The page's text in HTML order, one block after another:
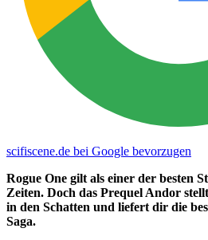
scifiscene.de bei Google bevorzugen
Rogue One gilt als einer der besten
Zeiten. Doch das Prequel Andor
in den Schatten und liefert dir die
Saga.